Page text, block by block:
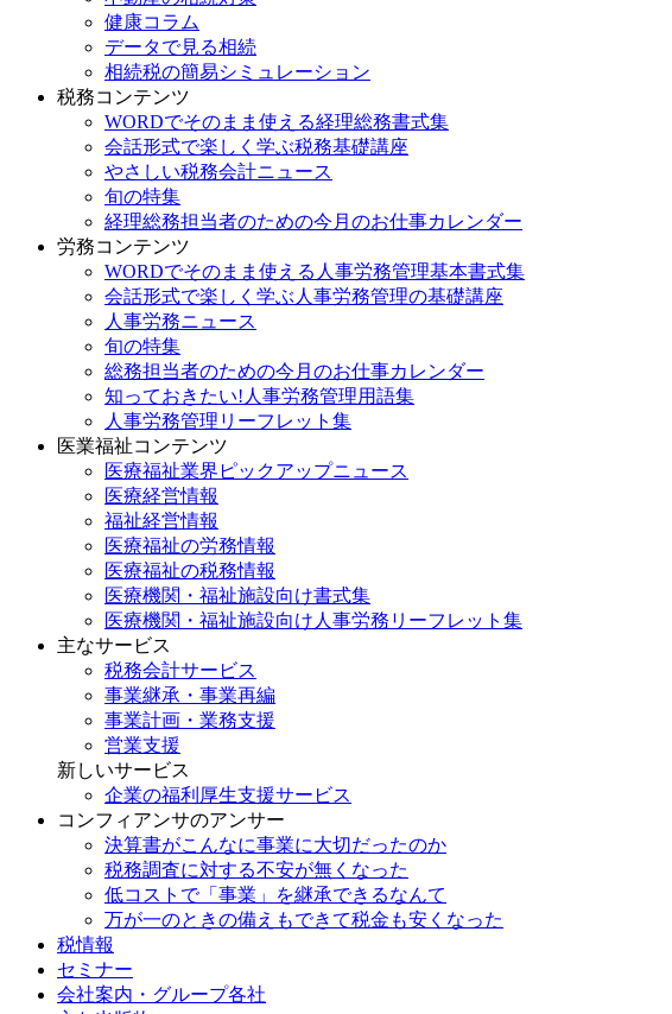
健康コラム
データで見る相続
相続税の簡易シミュレーション
税務コンテンツ
WORDでそのまま使える経理総務書式集
会話形式で楽しく学ぶ税務基礎講座
やさしい税務会計ニュース
旬の特集
経理総務担当者のための今月のお仕事カレンダー
労務コンテンツ
WORDでそのまま使える人事労務管理基本書式集
会話形式で楽しく学ぶ人事労務管理の基礎講座
人事労務ニュース
旬の特集
総務担当者のための今月のお仕事カレンダー
知っておきたい!人事労務管理用語集
人事労務管理リーフレット集
医業福祉コンテンツ
医療福祉業界ピックアップニュース
医療経営情報
福祉経営情報
医療福祉の労務情報
医療福祉の税務情報
医療機関・福祉施設向け書式集
医療機関・福祉施設向け人事労務リーフレット集
主なサービス
税務会計サービス
事業継承・事業再編
事業計画・業務支援
営業支援
新しいサービス
企業の福利厚生支援サービス
コンフィアンサのアンサー
決算書がこんなに事業に大切だったのか
税務調査に対する不安が無くなった
低コストで「事業」を継承できるなんて
万が一のときの備えもできて税金も安くなった
税情報
セミナー
会社案内・グループ各社